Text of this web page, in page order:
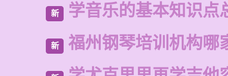
新 学音乐的基本知识点
新 福州钢琴培训机构哪